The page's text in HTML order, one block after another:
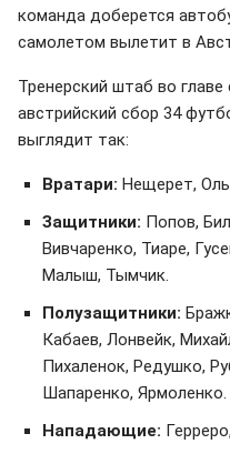
команда доберется
самолетом вылетит в
Тренерский штаб во
австрийский сбор 34
выглядит так:
Вратари: Нещерет,
Защитники: Попов,
Вивчаренко, Тиаре,
Малыш, Тымчик.
Полузащитники:
Кабаев, Лонвейк,
Пихаленок, Редушко,
Шапаренко, Ярмоленко.
Нападающие: